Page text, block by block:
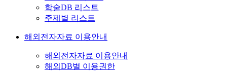
학술DB 리스트
주제별 리스트
해외전자자료 이용안내
해외전자자료 이용안내
해외DB별 이용권한